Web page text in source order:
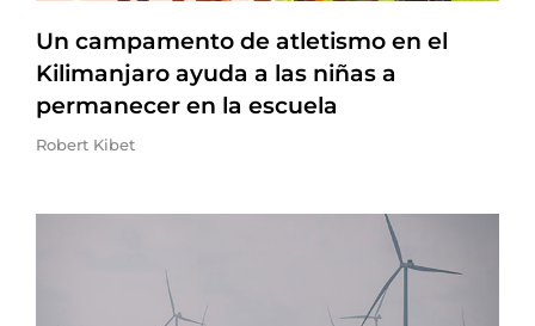
Un campamento de atletismo en el
Kilimanjaro ayuda a las niñas a
permanecer en la escuela
Robert Kibet